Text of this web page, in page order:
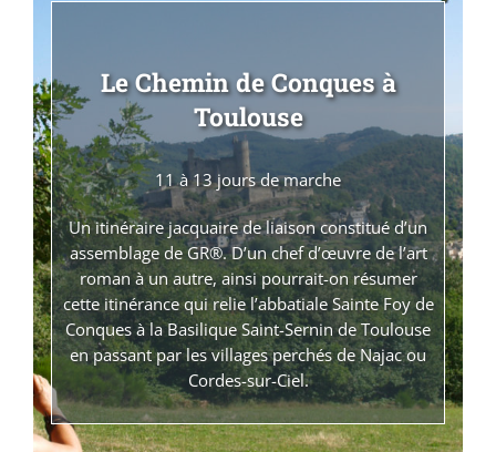
Le Chemin de Conques à
Toulouse
11 à 13 jours de marche
Un itinéraire jacquaire de liaison constitué d’un
assemblage de GR®. D’un chef d’œuvre de l’art
roman à un autre, ainsi pourrait-on résumer
cette itinérance qui relie l’abbatiale Sainte Foy de
Conques à la Basilique Saint-Sernin de Toulouse
en passant par les villages perchés de Najac ou
Cordes-sur-Ciel.